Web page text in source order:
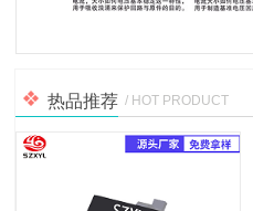
热品推荐 / HOT PRODUCT